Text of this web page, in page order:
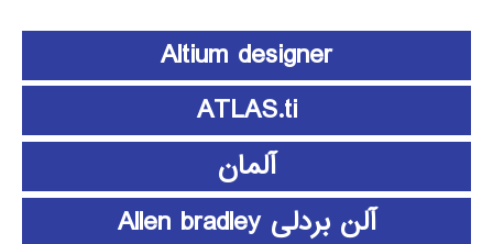
Altium designer
ATLAS.ti
آلمان
آلن بردلی Allen bradley